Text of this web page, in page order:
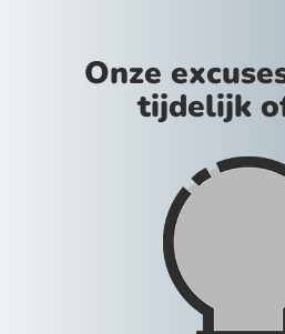
Onze
tijdelijk